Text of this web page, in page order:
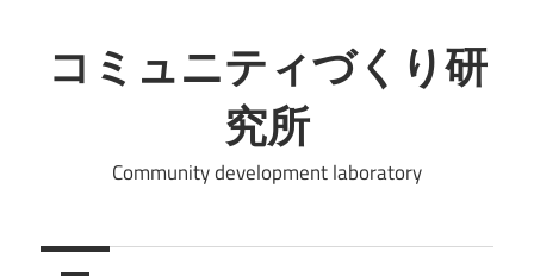
ン
テ
キ
コミュニティづくり研
究所
Community development laboratory